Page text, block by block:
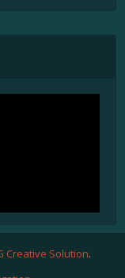
Creative Solution.